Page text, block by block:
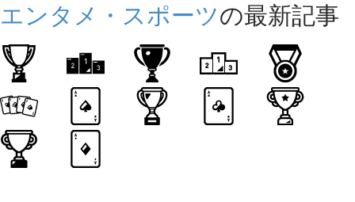
エンタメ・スポーツの最新記事